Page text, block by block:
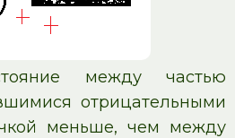
между частью
отрицательными
меньше, чем между